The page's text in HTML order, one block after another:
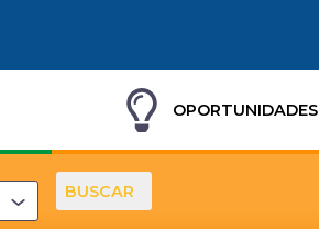
OPORTUNIDADES
BUSCAR